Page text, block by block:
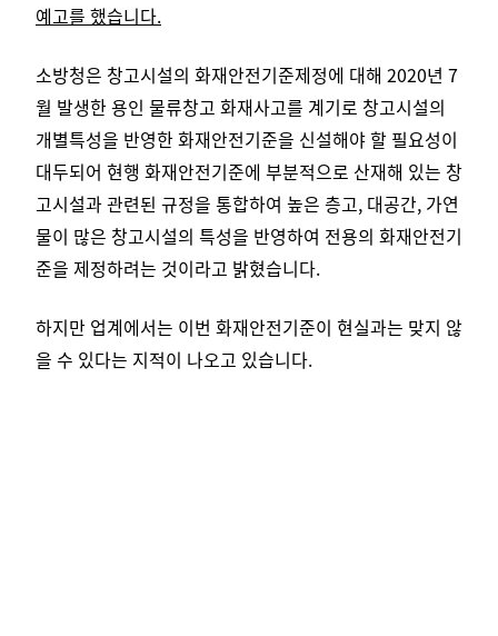
예고를 했습니다.
소방청은 창고시설의 화재안전기준제정에 대해 2020년 7
월 발생한 용인 물류창고 화재사고를 계기로 창고시설의
개별특성을 반영한 화재안전기준을 신설해야 할 필요성이
대두되어 현행 화재안전기준에 부분적으로 산재해 있는 창
고시설과 관련된 규정을 통합하여 높은 층고, 대공간, 가연
물이 많은 창고시설의 특성을 반영하여 전용의 화재안전기
준을 제정하려는 것이라고 밝혔습니다.
하지만 업계에서는 이번 화재안전기준이 현실과는 맞지 않
을 수 있다는 지적이 나오고 있습니다.